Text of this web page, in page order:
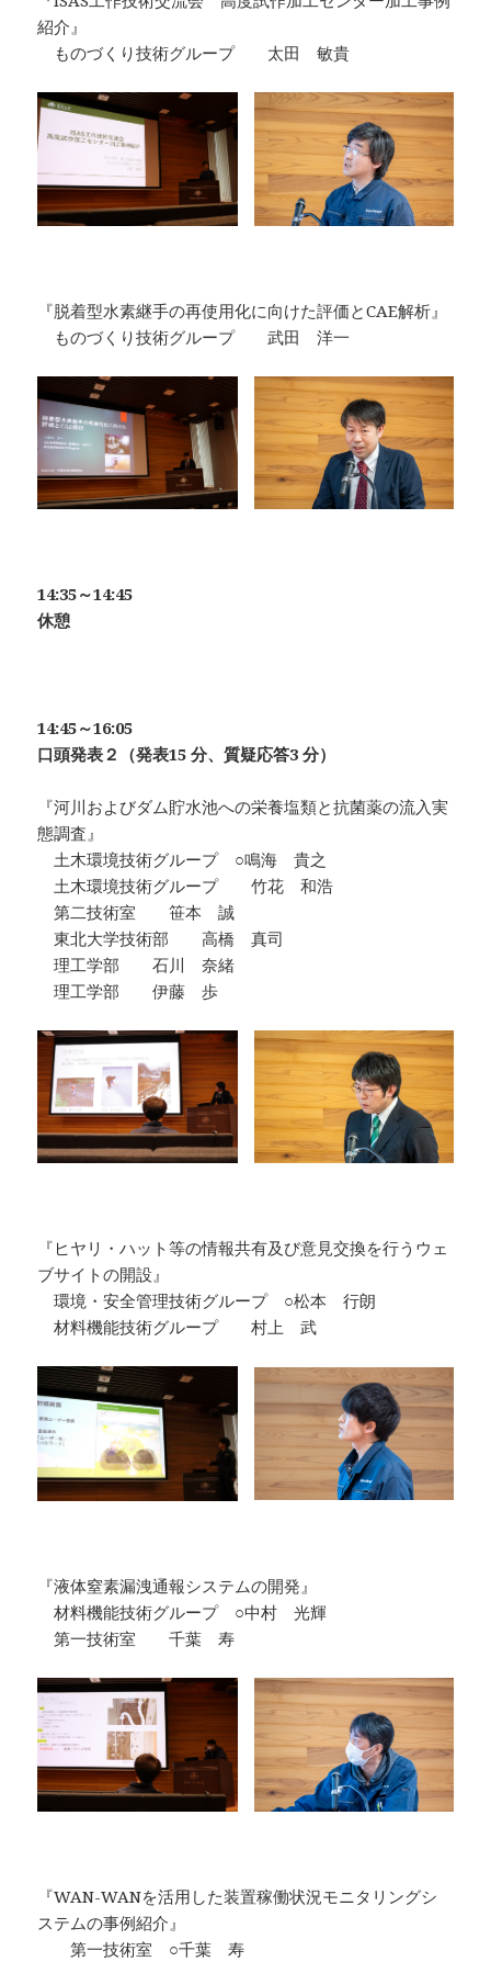
紹介』
ものづくり技術グループ 太田 敏貴
『脱着型水素継手の再使用化に向けた評価とCAE解析』
ものづくり技術グループ 武田 洋一
14:35～14:45
休憩
14:45～16:05
口頭発表２（発表15 分、質疑応答3 分）
『河川およびダム貯水池への栄養塩類と抗菌薬の流入実
態調査』
土木環境技術グループ ○鳴海 貴之
土木環境技術グループ 竹花 和浩
第二技術室 笹本 誠
東北大学技術部 高橋 真司
理工学部 石川 奈緒
理工学部 伊藤 歩
『ヒヤリ・ハット等の情報共有及び意見交換を行うウェ
ブサイトの開設』
環境・安全管理技術グループ ○松本 行朗
材料機能技術グループ 村上 武
『液体窒素漏洩通報システムの開発』
材料機能技術グループ ○中村 光輝
第一技術室 千葉 寿
『WAN-WANを活用した装置稼働状況モニタリングシ
ステムの事例紹介』
第一技術室 ○千葉 寿